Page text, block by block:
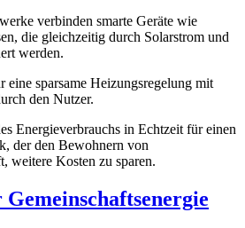
verbinden smarte Geräte wie
die gleichzeitig durch Solarstrom und
werden.
eine sparsame Heizungsregelung mit
den Nutzer.
Energieverbrauchs in Echtzeit für einen
der den Bewohnern von
weitere Kosten zu sparen.